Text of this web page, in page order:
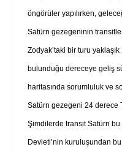
öngörüler yapılırken,
Satürn gezegeninin
Zodyak’taki bir turu
bulunduğu dereceye geliş
haritasında sorumluluk ve
Satürn gezegeni 24 derece
Şimdilerde transit Satürn
Devleti’nin kuruluşundan